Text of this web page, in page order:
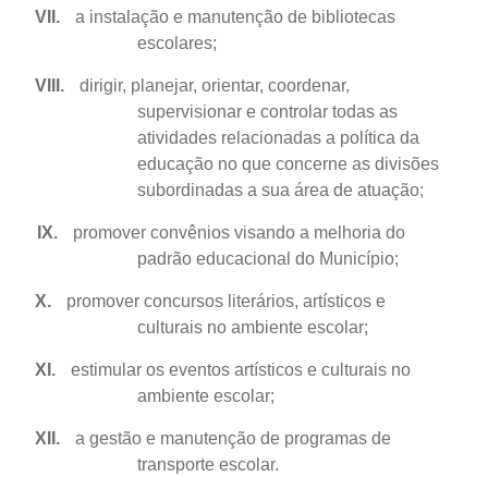
VII.
a instalação e manutenção de bibliotecas
escolares;
VIII.
dirigir, planejar, orientar, coordenar,
supervisionar e controlar todas as
atividades relacionadas a política da
educação no que concerne as divisões
subordinadas a sua área de atuação;
IX.
promover convênios visando a melhoria do
padrão educacional do Município;
X.
promover concursos literários, artísticos e
culturais no ambiente escolar;
XI.
estimular os eventos artísticos e culturais no
ambiente escolar;
XII.
a gestão e manutenção de programas de
transporte escolar.